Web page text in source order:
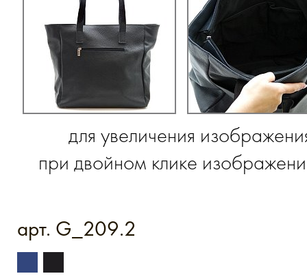
для увеличения
при двойном клике
арт. G_209.2